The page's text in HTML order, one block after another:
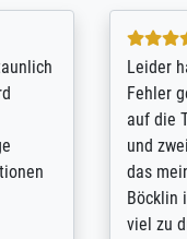
I
site
very
The
meet
expert
results
client.
will